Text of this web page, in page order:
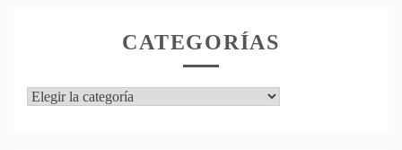
CATEGORÍAS
Categorías